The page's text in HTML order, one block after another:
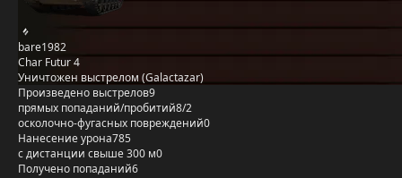
bare1982
Char Futur 4
Уничтожен выстрелом (Galactazar)
Произведено выстрелов9
прямых попаданий/пробитий8/2
осколочно-фугасных повреждений0
Нанесение урона785
с дистанции свыше 300 м0
Получено попаданий6